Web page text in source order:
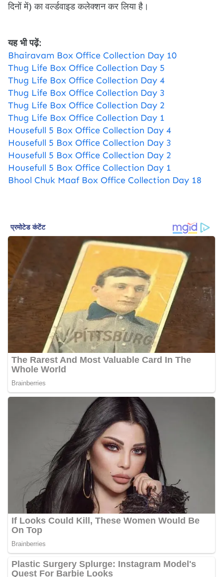
दिनों में) का वर्ल्डवाइड कलेक्शन कर लिया है।
यह भी पढ़ें:
Bhairavam Box Office Collection Day 10
Thug Life Box Office Collection Day 5
Thug Life Box Office Collection Day 4
Thug Life Box Office Collection Day 3
Thug Life Box Office Collection Day 2
Thug Life Box Office Collection Day 1
Housefull 5 Box Office Collection Day 4
Housefull 5 Box Office Collection Day 3
Housefull 5 Box Office Collection Day 2
Housefull 5 Box Office Collection Day 1
Bhool Chuk Maaf Box Office Collection Day 18